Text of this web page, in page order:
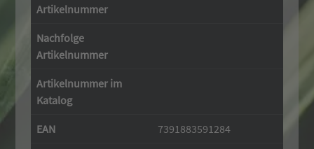
Artikelnummer
Nachfolge
Artikelnummer
Artikelnummer im
Katalog
EAN 7391883591284